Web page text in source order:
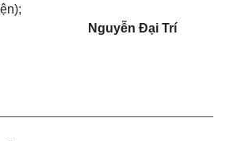
Nguyễn Đại Trí